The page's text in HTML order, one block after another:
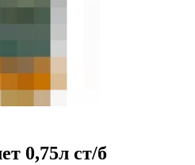
0,75л ст/б